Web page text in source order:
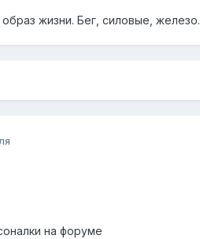
жизни. Бег, силовые, железо.
на форуме